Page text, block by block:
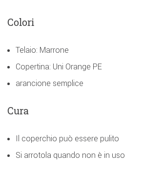
Colori
Telaio: Marrone
Copertina: Uni Orange PE
arancione semplice
Cura
Il coperchio può essere pulito
Si arrotola quando non è in uso